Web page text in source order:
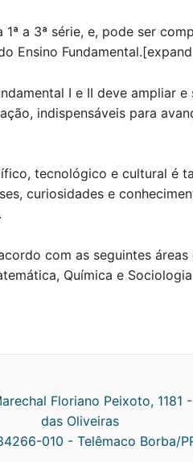
a 3ª série, e, pode ser
Fundamental.[expand
I e II deve ampliar
indispensáveis para
tecnológico e cultural é
curiosidades e
com as seguintes
Química e
Floriano Peixoto, 1181
das Oliveiras
010 - Telêmaco Borba/